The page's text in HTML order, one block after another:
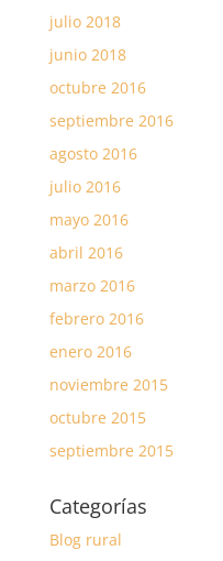
julio 2018
junio 2018
octubre 2016
septiembre 2016
agosto 2016
julio 2016
mayo 2016
abril 2016
marzo 2016
febrero 2016
enero 2016
noviembre 2015
octubre 2015
septiembre 2015
Categorías
Blog rural